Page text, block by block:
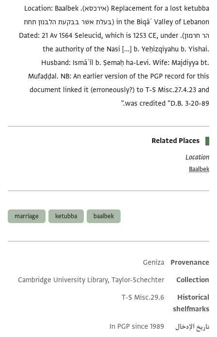
Replacement for a lost ketubba (אירכסא). Location: Baalbek
in the Biqāʿ Valley of Lebanon (בעלת אשר בבקעת הלבנון תחת
הר חרמון). Dated: 21 Av 1564 Seleucid, which is 1253 CE, under
the authority of the Nasi [...] b. Yeḥizqiyahu b. Yishai.
Husband: Ismāʿīl b. Ṣemaḥ ha-Levi. Wife: Majdiyya bt.
Mufaḍḍal. NB: An earlier version of the PGP record for this
document linked it (erroneously?) to T-S Misc.27.4.23 and
was credited "D.B. 3-20-89."
Related Places
Location
Baalbek
baalbek
ketubba
marriage
Additional metadata
Provenance
Geniza
Collection
Cambridge University Library, Taylor-Schechter
Historical
shelfmarks
T-S Misc.29.6
تاريخ الإدخال In PGP since 1989